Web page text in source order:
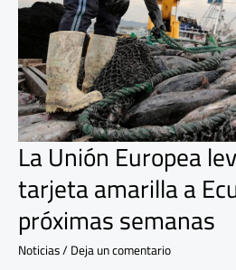
La Unión Europea
tarjeta amarilla a
próximas semanas
Noticias/Deja un comentario
a
Ecuador
las
próximas
semanas